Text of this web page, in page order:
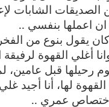
الصديقات الشابات
اعملها بنفسي ..
يقول بنوع من
أغلي القهوة لرفيقة
رحيلها قبل عامين،
لها، أنا أجيد
اختصاص عمري ..